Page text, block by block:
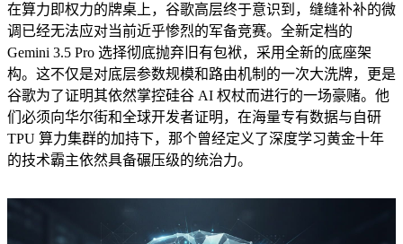
在算力即权力的牌桌上，谷歌高层终于意识到，缝缝补补的微
调已经无法应对当前近乎惨烈的军备竞赛。全新定档的
Gemini 3.5 Pro 选择彻底抛弃旧有包袱，采用全新的底座架
构。这不仅是对底层参数规模和路由机制的一次大洗牌，更是
谷歌为了证明其依然掌控硅谷 AI 权杖而进行的一场豪赌。他
们必须向华尔街和全球开发者证明，在海量专有数据与自研
TPU 算力集群的加持下，那个曾经定义了深度学习黄金十年
的技术霸主依然具备碾压级的统治力。